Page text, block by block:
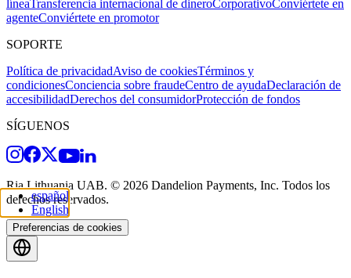
líneaTransferencia internacional de dineroCorporativoConviértete en
agenteConviértete en promotor
SOPORTE
Política de privacidadAviso de cookiesTérminos y
condicionesConciencia sobre fraudeCentro de ayudaDeclaración de
accesibilidadDerechos del consumidorProtección de fondos
SÍGUENOS
Ria Lithuania UAB. © 2026 Dandelion Payments, Inc. Todos los
derechos reservados.
Preferencias de cookies
español
English